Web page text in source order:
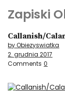
Zapiski
Podróże
Kultura i
Kątem oka
Callanish/
by Obiezyswiatka
2. grudnia 2017
Comments 0